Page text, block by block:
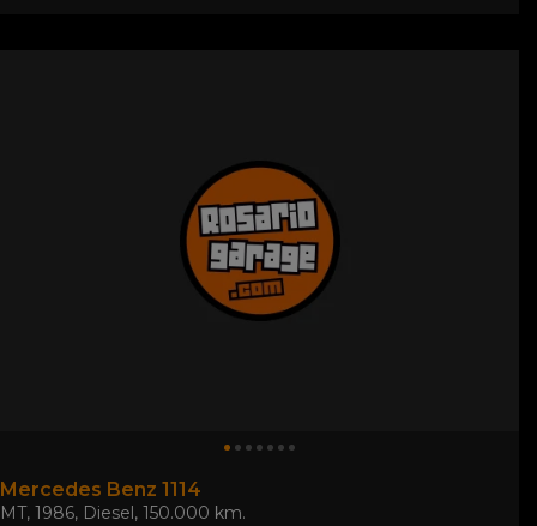
Mercedes Benz 1114
MT, 1986, Diesel, 150.000 km.